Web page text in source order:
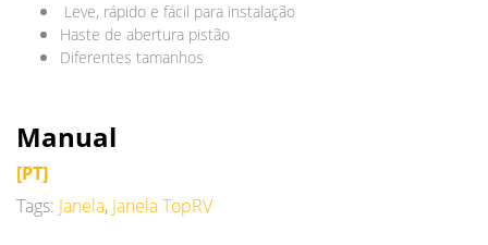
Leve, rápido e fácil para instalação
Haste de abertura pistão
Diferentes tamanhos
Manual
[PT]
Tags: Janela, Janela TopRV